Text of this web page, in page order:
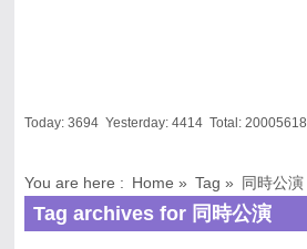
Today: 3694Yesterday: 4414Total: 20005618
You are here : Home » Tag » 同時公演
Tag archives for 同時公演